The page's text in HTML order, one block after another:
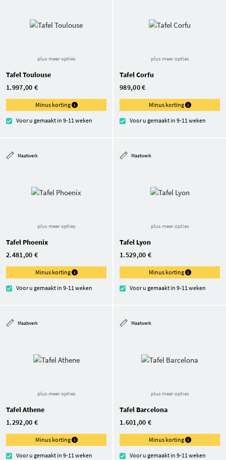
plus meer opties
Tafel Toulouse
1.997,00 €
Minus korting
Voor u gemaakt in 9-11 weken
plus meer opties
Tafel Corfu
989,00 €
Minus korting
Voor u gemaakt in 9-11 weken
Maatwerk
plus meer opties
Tafel Phoenix
2.481,00 €
Minus korting
Voor u gemaakt in 9-11 weken
Maatwerk
plus meer opties
Tafel Lyon
1.529,00 €
Minus korting
Voor u gemaakt in 9-11 weken
Maatwerk
plus meer opties
Tafel Athene
1.292,00 €
Minus korting
Voor u gemaakt in 9-11 weken
Maatwerk
plus meer opties
Tafel Barcelona
1.601,00 €
Minus korting
Voor u gemaakt in 9-11 weken